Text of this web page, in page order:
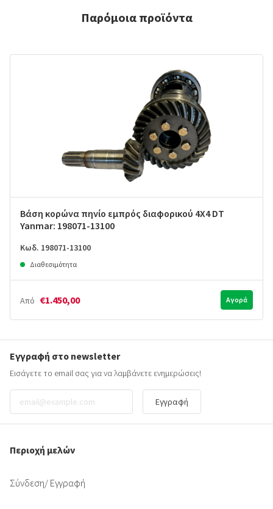
Παρόμοια προϊόντα
Βάση κορώνα πηνίο εμπρός διαφορικού 4X4 DT
Yanmar: 198071-13100
Κωδ. 198071-13100
Διαθεσιμότητα
Από €1.450,00 Αγορά
Εγγραφή στο newsletter
Εισάγετε το email σας για να λαμβάνετε ενημερώσεις!
Εγγραφή
Περιοχή μελών
Σύνδεση/ Εγγραφή